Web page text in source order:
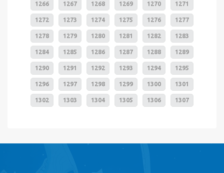
1266 1267 1268 1269 1270 1271
1272 1273 1274 1275 1276 1277
1278 1279 1280 1281 1282 1283
1284 1285 1286 1287 1288 1289
1290 1291 1292 1293 1294 1295
1296 1297 1298 1299 1300 1301
1302 1303 1304 1305 1306 1307